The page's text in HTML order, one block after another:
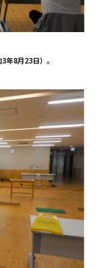
年8月23日）。